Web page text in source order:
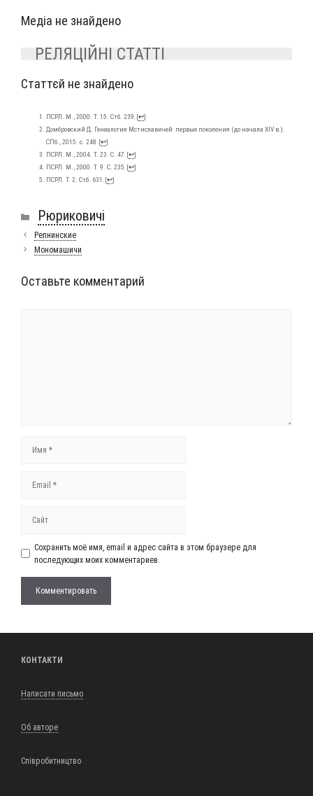
Медіа не знайдено
РЕЛЯЦІЙНІ СТАТТІ
Статтєй не знайдено
ПСРЛ. М., 2000. Т. 15. Стб. 239. [↩]
Дом­бров­ский Д. Гене­а­ло­гия Мсти­сла­ви­чей: пер­вые поко­ле­ния (до нача­ла XIV в.).
СПб., 2015. с. 248. [↩]
ПСРЛ. М., 2004. Т. 23. С. 47. [↩]
ПСРЛ. М., 2000. Т. 9. С. 235. [↩]
ПСРЛ. Т. 2. Стб. 631. [↩]
Рубрики
Рюриковичі
Репнинские
Мономашичи
Оставьте комментарий
Сохранить моё имя, email и адрес сайта в этом браузере для
последующих моих комментариев.
КОНТАКТИ
Написати письмо
Об авторе
Співробитництво